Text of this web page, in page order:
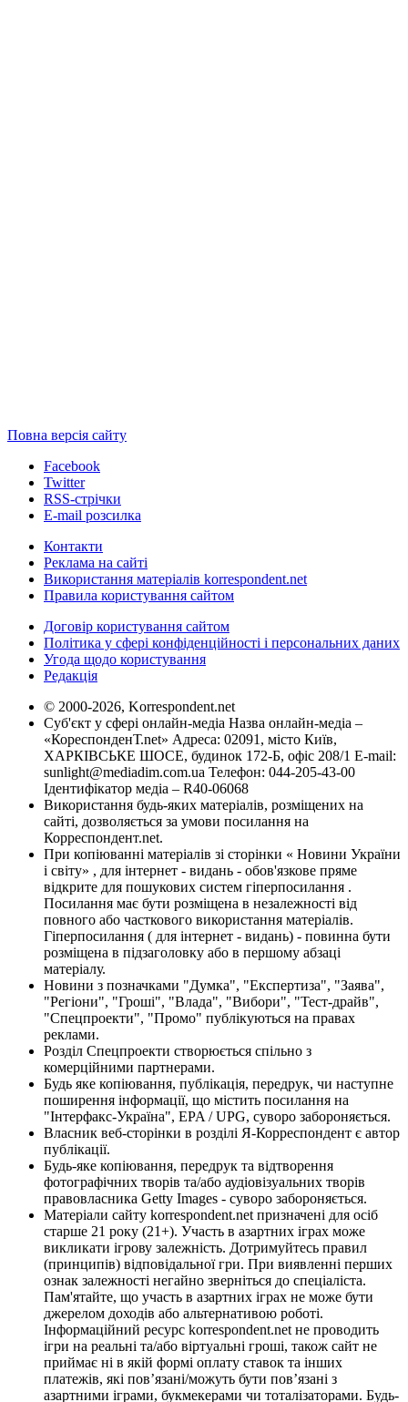
Повна версія сайту
Facebook
Twitter
RSS-стрічки
E-mail розсилка
Контакти
Реклама на сайті
Використання матеріалів korrespondent.net
Правила користування сайтом
Договір користування сайтом
Політика у сфері конфіденційності і персональних даних
Угода щодо користування
Редакція
© 2000-2026, Korrespondent.net
Суб'єкт у сфері онлайн-медіа Назва онлайн-медіа –
«КореспонденТ.net» Адреса: 02091, місто Київ,
ХАРКІВСЬКЕ ШОСЕ, будинок 172-Б, офіс 208/1 E-mail:
sunlight@mediadim.com.ua Телефон: 044-205-43-00
Ідентифікатор медіа – R40-06068
Використання будь-яких матеріалів, розміщених на
сайті, дозволяється за умови посилання на
Корреспондент.net.
При копіюванні матеріалів зі сторінки « Новини України
і світу» , для інтернет - видань - обов'язкове пряме
відкрите для пошукових систем гіперпосилання .
Посилання має бути розміщена в незалежності від
повного або часткового використання матеріалів.
Гіперпосилання ( для інтернет - видань) - повинна бути
розміщена в підзаголовку або в першому абзаці
матеріалу.
Новини з позначками "Думка", "Експертиза", "Заява",
"Регіони", "Гроші", "Влада", "Вибори", "Тест-драйв",
"Спецпроекти", "Промо" публікуються на правах
реклами.
Розділ Спецпроекти створюється спільно з
комерційними партнерами.
Будь яке копіювання, публікація, передрук, чи наступне
поширення інформації, що містить посилання на
"Інтерфакс-Україна", EPA / UPG, суворо забороняється.
Власник веб-сторінки в розділі Я-Корреспондент є автор
публікації.
Будь-яке копіювання, передрук та відтворення
фотографічних творів та/або аудіовізуальних творів
правовласника Getty Images - суворо забороняється.
Матеріали сайту korrespondent.net призначені для осіб
старше 21 року (21+). Участь в азартних іграх може
викликати ігрову залежність. Дотримуйтесь правил
(принципів) відповідальної гри. При виявленні перших
ознак залежності негайно зверніться до спеціаліста.
Пам'ятайте, що участь в азартних іграх не може бути
джерелом доходів або альтернативою роботі.
Інформаційний ресурс korrespondent.net не проводить
ігри на реальні та/або віртуальні гроші, також сайт не
приймає ні в якій формі оплату ставок та інших
платежів, які пов’язані/можуть бути пов’язані з
азартними іграми, букмекерами чи тоталізаторами. Будь-